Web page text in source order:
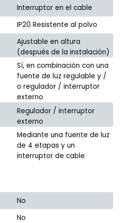
Interruptor en el cable
IP20 Resistente al polvo
Ajustable en altura
(después de la instalación)
Sí, en combinación con una
fuente de luz regulable y /
o regulador / interruptor
externo
Regulador / interruptor
externo
Mediante una fuente de luz
de 4 etapas y un
interruptor de cable
No
No